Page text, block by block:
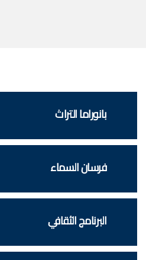
بانوراما التراث
فرسان السماء
البرنامج الثقافي